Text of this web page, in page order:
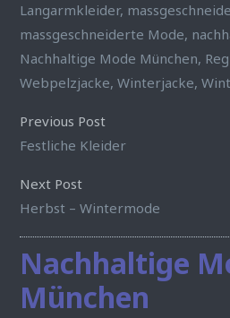
Langarmkleider,
massgeschneiderte Mode,
Nachhaltige Mode München,
Webpelzjacke,Winterjacke,
Previous Post
Festliche Kleider
Next Post
Herbst – Wintermode
Nachhaltige
München